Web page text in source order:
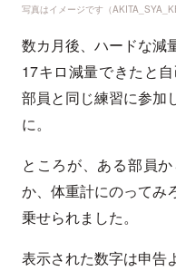
写真はイメージです（
数カ月後、ハードな減
17キロ減量できたと
部員と同じ練習に参加
に。
ところが、ある部員
か、体重計にのってみ
乗せられました。
表示された数字は申告